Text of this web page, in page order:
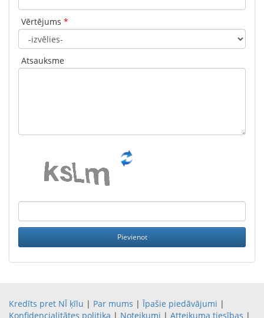
Vērtējums *
Atsauksme
Kredīts pret NĪ ķīlu | Par mums | Īpašie piedāvājumi |
Konfidencialitātes politika | Noteikumi | Atteikuma tiesības |